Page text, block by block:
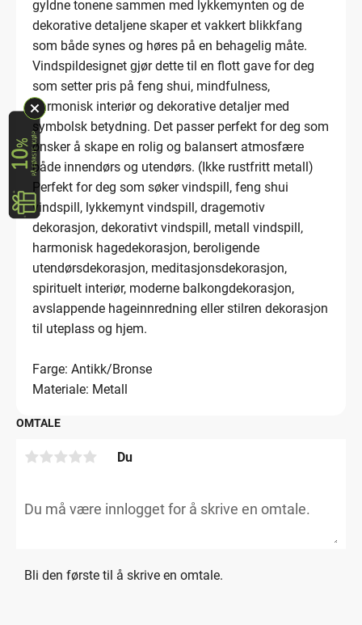
gyldne tonene sammen med lykkemynten og de
dekorative detaljene skaper et vakkert blikkfang
som både synes og høres på en behagelig måte.
Vindspildesignet gjør dette til en flott gave for deg
som setter pris på feng shui, mindfulness,
harmonisk interiør og dekorative detaljer med
symbolsk betydning. Det passer perfekt for deg som
ønsker å skape en rolig og balansert atmosfære
både innendørs og utendørs. (Ikke rustfritt metall)
Perfekt for deg som søker vindspill, feng shui
vindspill, lykkemynt vindspill, dragemotiv
dekorasjon, dekorativt vindspill, metall vindspill,
harmonisk hagedekorasjon, beroligende
utendørsdekorasjon, meditasjonsdekorasjon,
spirituelt interiør, moderne balkongdekorasjon,
avslappende hageinnredning eller stilren dekorasjon
til uteplass og hjem.
Farge: Antikk/Bronse
Materiale: Metall
OMTALE
Du
Bli den første til å skrive en omtale.